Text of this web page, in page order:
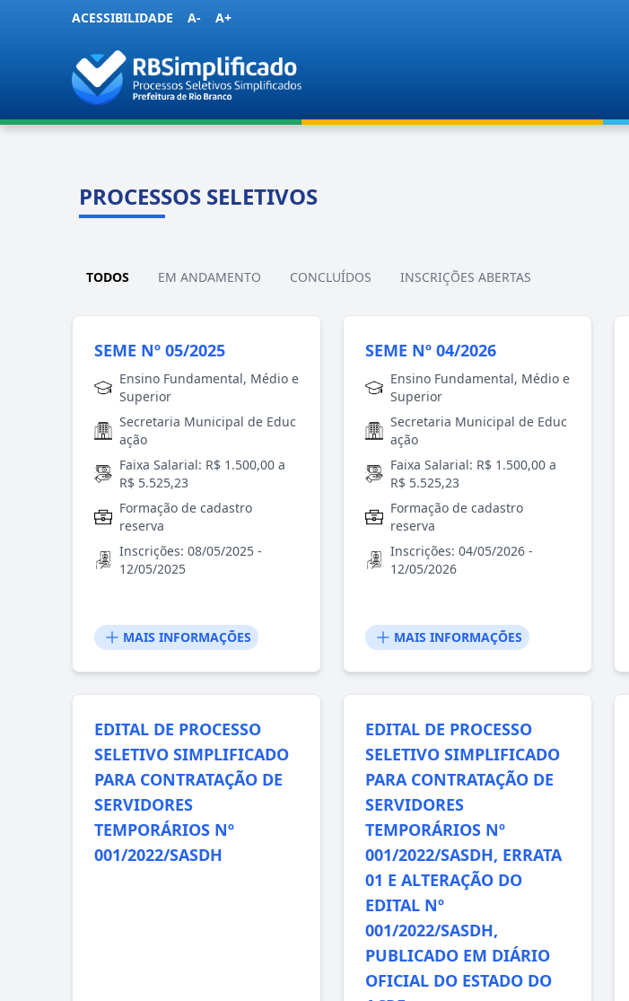
ACESSIBILIDADE A- A+
PROCESSOS SELETIVOS
TODOS EM ANDAMENTO CONCLUÍDOS INSCRIÇÕES ABERTAS
SEME Nº 05/2025
Ensino Fundamental, Médio e
Superior
Secretaria Municipal de Educ
ação
Faixa Salarial: R$ 1.500,00 a
R$ 5.525,23
Formação de cadastro
reserva
Inscrições: 08/05/2025 -
12/05/2025
MAIS INFORMAÇÕES
SEME Nº 04/2026
Ensino Fundamental, Médio e
Superior
Secretaria Municipal de Educ
ação
Faixa Salarial: R$ 1.500,00 a
R$ 5.525,23
Formação de cadastro
reserva
Inscrições: 04/05/2026 -
12/05/2026
MAIS INFORMAÇÕES
EDITAL DE PROCESSO
SELETIVO SIMPLIFICADO
PARA CONTRATAÇÃO DE
SERVIDORES
TEMPORÁRIOS Nº
001/2022/SASDH
EDITAL DE PROCESSO
SELETIVO SIMPLIFICADO
PARA CONTRATAÇÃO DE
SERVIDORES
TEMPORÁRIOS Nº
001/2022/SASDH, ERRATA
01 E ALTERAÇÃO DO
EDITAL Nº
001/2022/SASDH,
PUBLICADO EM DIÁRIO
OFICIAL DO ESTADO DO